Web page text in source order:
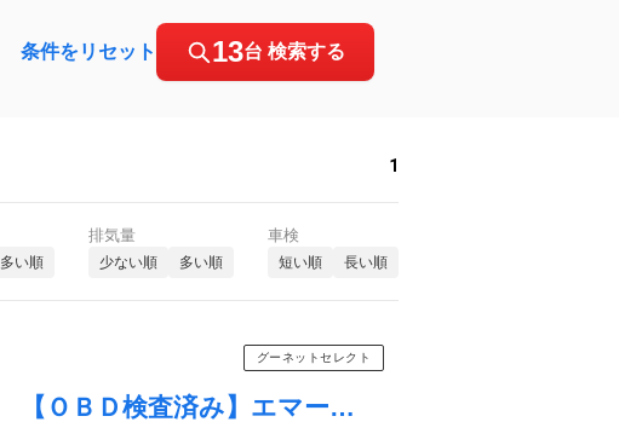
条件をリセット 13台 検索する
1
多い順
排気量
少ない順 多い順
車検
短い順 長い順
グーネットセレクト
フーガハイブリッド ベースグレード 【ＯＢＤ検査済み】エマージェンシーブレーキ・ＨＤＤナビ・ＤＶＤ再生・ミュージックサーバー・・地デジ・社外ＴＶキット・アラウンドビューモニター・ＥＴＣ・パワーシート・オットマン・ドラレコ前